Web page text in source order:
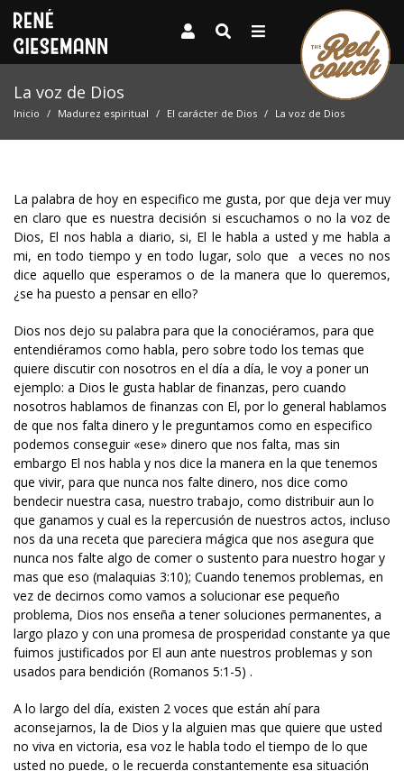
La voz de Dios
Inicio Madurez espiritual El carácter de Dios La voz de Dios
La palabra de hoy en especifico me gusta, por que deja ver muy
en claro que es nuestra decisión si escuchamos o no la voz de
Dios, El nos habla a diario, si, El le habla a usted y me habla a
mi, en todo tiempo y en todo lugar, solo que a veces no nos
dice aquello que esperamos o de la manera que lo queremos,
¿se ha puesto a pensar en ello?
Dios nos dejo su palabra para que la conociéramos, para que
entendiéramos como habla, pero sobre todo los temas que
quiere discutir con nosotros en el día a día, le voy a poner un
ejemplo: a Dios le gusta hablar de finanzas, pero cuando
nosotros hablamos de finanzas con El, por lo general hablamos
de que nos falta dinero y le preguntamos como en especifico
podemos conseguir «ese» dinero que nos falta, mas sin
embargo El nos habla y nos dice la manera en la que tenemos
que vivir, para que nunca nos falte dinero, nos dice como
bendecir nuestra casa, nuestro trabajo, como distribuir aun lo
que ganamos y cual es la repercusión de nuestros actos, incluso
nos da una receta que pareciera mágica que nos asegura que
nunca nos falte algo de comer o sustento para nuestro hogar y
mas que eso (malaquias 3:10); Cuando tenemos problemas, en
vez de decirnos como vamos a solucionar ese pequeño
problema, Dios nos enseña a tener soluciones permanentes, a
largo plazo y con una promesa de prosperidad constante ya que
fuimos justificados por El aun ante nuestros problemas y son
usados para bendición (Romanos 5:1-5) .
A lo largo del día, existen 2 voces que están ahí para
aconsejarnos, la de Dios y la alguien mas que quiere que usted
no viva en victoria, esa voz le habla todo el tiempo de lo que
usted no puede, o le recuerda constantemente esa situación